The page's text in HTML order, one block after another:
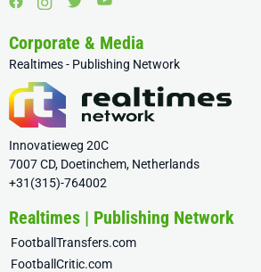
Corporate & Media
Realtimes - Publishing Network
Innovatieweg 20C
7007 CD, Doetinchem, Netherlands
+31(315)-764002
Realtimes | Publishing Network
FootballTransfers.com
FootballCritic.com